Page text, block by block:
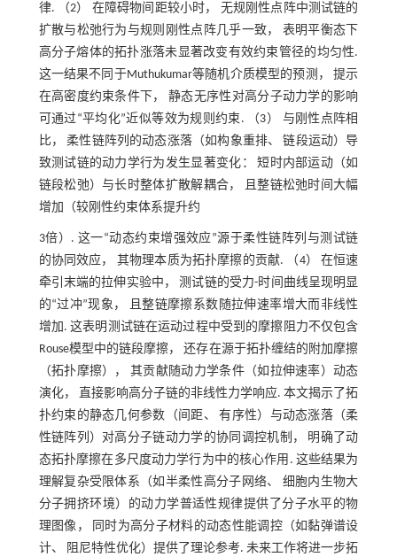
律. （2） 在障碍物间距较小时， 无规刚性点阵中测试链的
扩散与松弛行为与规则刚性点阵几乎一致， 表明平衡态下
高分子熔体的拓扑涨落未显著改变有效约束管径的均匀性.
这一结果不同于Muthukumar等随机介质模型的预测， 提示
在高密度约束条件下， 静态无序性对高分子动力学的影响
可通过“平均化”近似等效为规则约束. （3） 与刚性点阵相
比， 柔性链阵列的动态涨落（如构象重排、 链段运动）导
致测试链的动力学行为发生显著变化： 短时内部运动（如
链段松弛）与长时整体扩散解耦合， 且整链松弛时间大幅
增加（较刚性约束体系提升约
3倍）. 这一“动态约束增强效应”源于柔性链阵列与测试链
的协同效应， 其物理本质为拓扑摩擦的贡献. （4） 在恒速
牵引末端的拉伸实验中， 测试链的受力-时间曲线呈现明显
的“过冲”现象， 且整链摩擦系数随拉伸速率增大而非线性
增加. 这表明测试链在运动过程中受到的摩擦阻力不仅包含
Rouse模型中的链段摩擦， 还存在源于拓扑缠结的附加摩擦
（拓扑摩擦）， 其贡献随动力学条件（如拉伸速率）动态
演化， 直接影响高分子链的非线性力学响应. 本文揭示了拓
扑约束的静态几何参数（间距、 有序性）与动态涨落（柔
性链阵列）对高分子链动力学的协同调控机制， 明确了动
态拓扑摩擦在多尺度动力学行为中的核心作用. 这些结果为
理解复杂受限体系（如半柔性高分子网络、 细胞内生物大
分子拥挤环境）的动力学普适性规律提供了分子水平的物
理图像， 同时为高分子材料的动态性能调控（如黏弹谱设
计、 阻尼特性优化）提供了理论参考. 未来工作将进一步拓